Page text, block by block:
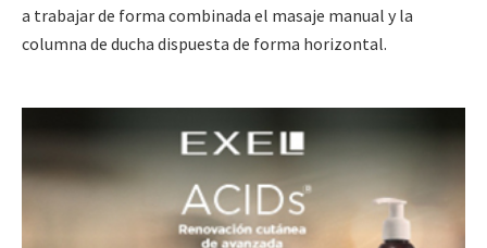
a trabajar de forma combinada el masaje manual y la
columna de ducha dispuesta de forma horizontal.